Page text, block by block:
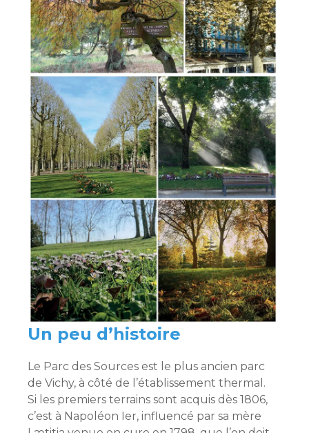
Un peu d’histoire
Le Parc des Sources est le plus ancien parc
de Vichy, à côté de l’établissement thermal.
Si les premiers terrains sont acquis dès 1806,
c’est à Napoléon Ier, influencé par sa mère